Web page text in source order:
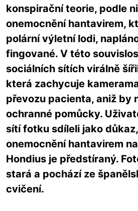
konspirační teorie, podle
onemocnění hantavirem,
polární výletní lodi,
fingované. V této
sociálních sítích virálně
která zachycuje
převozu pacienta, aniž by
ochranné pomůcky.
sítí fotku sdíleli jako
onemocnění hantavirem
Hondius je předstíraný.
stará a pochází ze
cvičení.